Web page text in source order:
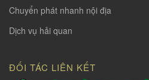
Chuyển phát nhanh nội địa
Dịch vụ hải quan
ĐỐI TÁC LIÊN KẾT